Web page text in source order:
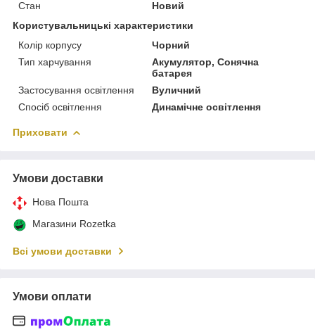
Стан
Новий
Користувальницькі характеристики
Колір корпусу
Чорний
Тип харчування
Акумулятор, Сонячна
батарея
Застосування освітлення
Вуличний
Спосіб освітлення
Динамічне освітлення
Приховати
Умови доставки
Нова Пошта
Магазини Rozetka
Всі умови доставки
Умови оплати